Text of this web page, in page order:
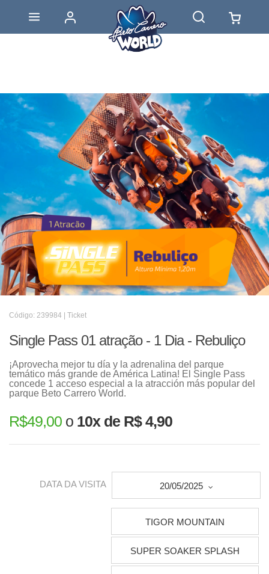
Código: 239984 | Ticket
Single Pass 01 atração - 1 Dia - Rebuliço
¡Aprovecha mejor tu día y la adrenalina del parque
temático más grande de América Latina! El Single Pass
concede 1 acceso especial a la atracción más popular del
parque Beto Carrero World.
R$49,00 o 10x de R$ 4,90
DATA DA VISITA 20/05/2025
TIGOR MOUNTAIN
SUPER SOAKER SPLASH